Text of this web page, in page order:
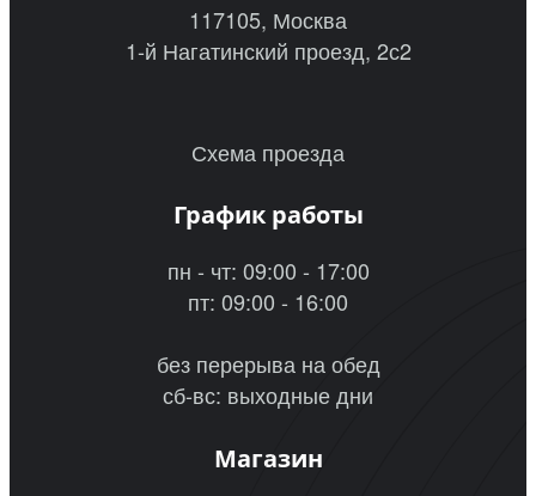
117105, Москва
1-й Нагатинский проезд, 2с2
Схема проезда
График работы
пн - чт: 09:00 - 17:00
пт: 09:00 - 16:00
без перерыва на обед
сб-вс: выходные дни
Магазин